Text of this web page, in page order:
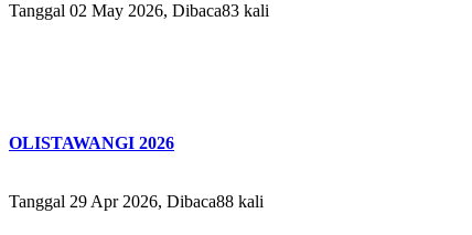
Tanggal 02 May 2026, Dibaca83 kali
OLISTAWANGI 2026
Tanggal 29 Apr 2026, Dibaca88 kali